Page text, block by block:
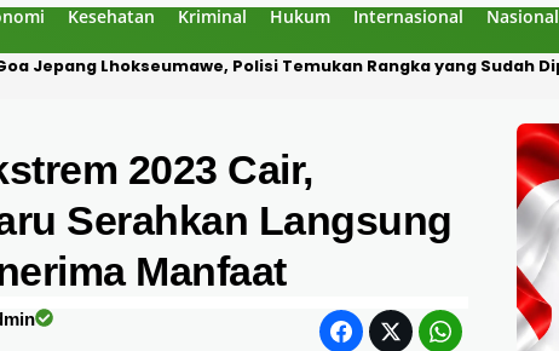
Kesehatan Kriminal Hukum Internasional Nasional
Diduga Culik Warga di Pidie Jaya, Korban Disekap Dua Hari
2023 Cair,
Serahkan Langsung
Manfaat